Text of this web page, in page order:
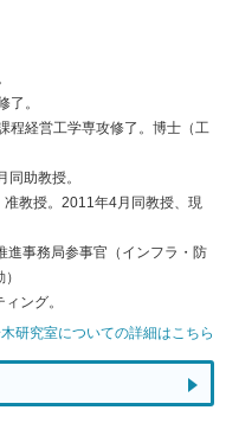
了。
程経営工学専攻修了。博士（工
助教授。
教授。2011年4月同教授、現
進事務局参事官（インフラ・防
ング。
研究室についての詳細はこちら